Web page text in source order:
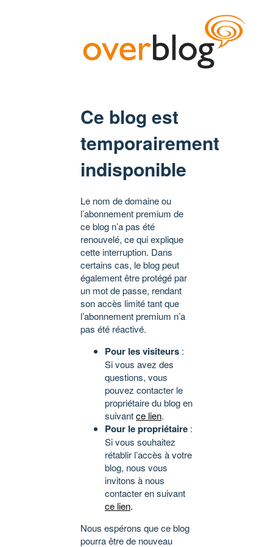
Ce blog est
temporairement
indisponible
Le nom de domaine ou
l’abonnement premium de
ce blog n’a pas été
renouvelé, ce qui explique
cette interruption. Dans
certains cas, le blog peut
également être protégé par
un mot de passe, rendant
son accès limité tant que
l’abonnement premium n’a
pas été réactivé.
Pour les visiteurs :
Si vous avez des
questions, vous
pouvez contacter le
propriétaire du blog en
suivantce lien.
Pour le propriétaire :
Si vous souhaitez
rétablir l’accès à votre
blog, nous vous
invitons à nous
contacter en suivant
ce lien.
Nous espérons que ce blog
pourra être de nouveau